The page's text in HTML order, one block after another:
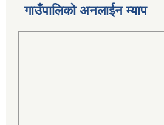
गाउँपालिको अनलाईन म्याप